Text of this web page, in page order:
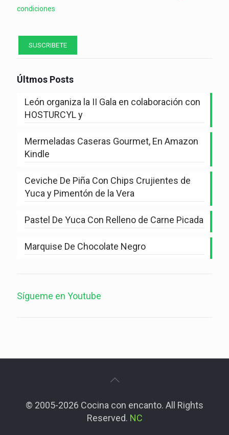
condiciones
Últmos Posts
León organiza la II Gala en colaboración con
HOSTURCYL y
Mermeladas Caseras Gourmet, En Amazon
Kindle
Ceviche De Piña Con Chips Crujientes de
Yuca y Pimentón de la Vera
Pastel De Yuca Con Relleno de Carne Picada
Marquise De Chocolate Negro
Sígueme en Youtube
© 2005-2026 Cocina con encanto. All Rights
Reserved. NC